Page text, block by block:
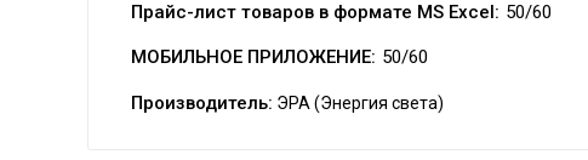
Прайс-лист товаров в формате MS Excel: 50/60
МОБИЛЬНОЕ ПРИЛОЖЕНИЕ: 50/60
Производитель: ЭРА (Энергия света)